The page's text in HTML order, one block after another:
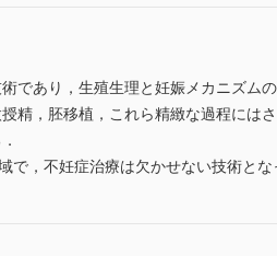
であり，生殖生理と妊娠メカニズム
精，胚移植，これら精緻な過程には
，不妊症治療は欠かせない技術とな